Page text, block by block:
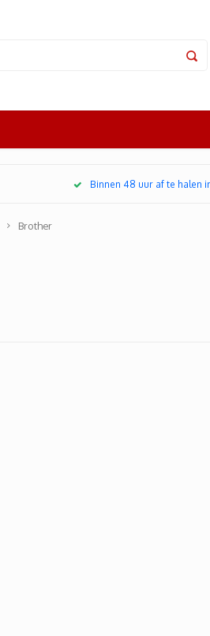
Binnen 48 uur af te halen
Brother